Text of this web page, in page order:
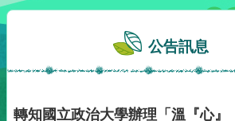
公告訊息
轉知國立政治大學辦理「溫『心